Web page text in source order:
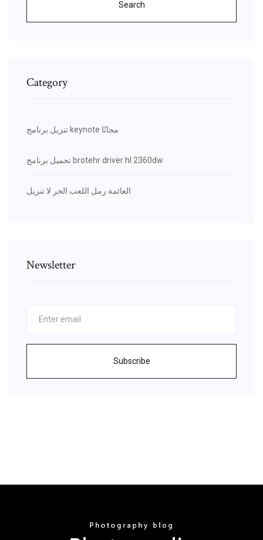
Search
Category
تنزيل برنامج keynote مجانًا
تحميل برنامج brotehr driver hl 2360dw
العائمة رمل اللعب الحر لا تنزيل
Newsletter
Subscribe